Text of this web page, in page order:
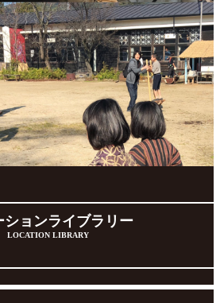
ションライブラリー
LOCATION LIBRARY